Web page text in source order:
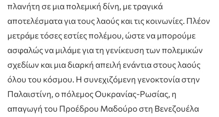
πλανήτη σε μια πολεμική δίνη, με τραγικά
αποτελέσματα για τους λαούς και τις κοινωνίες. Πλέον
μετράμε τόσες εστίες πολέμου, ώστε να μπορούμε
ασφαλώς να μιλάμε για τη γενίκευση των πολεμικών
σχεδίων και μια διαρκή απειλή ενάντια στους λαούς
όλου του κόσμου. Η συνεχιζόμενη γενοκτονία στην
Παλαιστίνη, ο πόλεμος Ουκρανίας-Ρωσίας, η
απαγωγή του Προέδρου Μαδούρο στη Βενεζουέλα